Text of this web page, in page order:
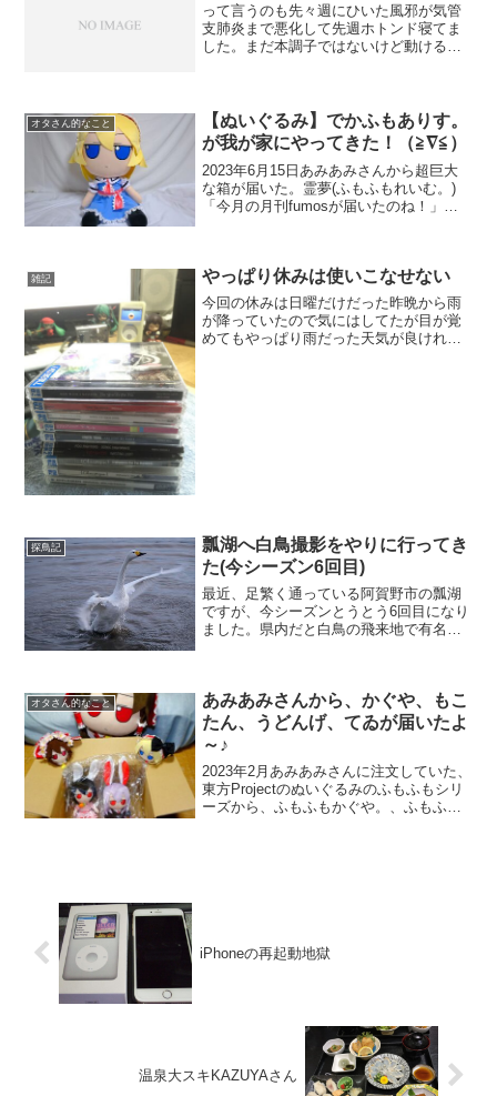
って言うのも先々週にひいた風邪が気管
支肺炎まで悪化して先週ホトンド寝てま
した。まだ本調子ではないけど動けるほ
させるとはホントなさけな...
オタさん的なこと
【ぬいぐるみ】でかふもありす。
が我が家にやってきた！（≧∇≦）
2023年6月15日あみあみさんから超巨大
な箱が届いた。霊夢(ふもふもれいむ。)
「今月の月刊fumosが届いたのね！」→
霊夢...
雑記 やっぱり休みは使いこなせない
今回の休みは日曜だけだった昨晩から雨
が降っていたので気にはしてたが目が覚
めてもやっぱり雨だった天気が良ければ
探鳥記
瓢湖へ白鳥撮影をやりに行ってき
た(今シーズン6回目)
最近、足繁く通っている阿賀野市の瓢湖
ですが、今シーズンとうとう6回目になり
ました。県内だと白鳥の飛来地で有名所
てます。機材がX-T3...
オタさん的なこと
あみあみさんから、かぐや、もこ
たん、うどんげ、てゐが届いたよ
～♪
2023年2月あみあみさんに注文していた、
東方Projectのぬいぐるみのふもふもシリ
ーズから、ふもふもかぐや。、ふもふも
iPhoneの再起動地獄
温泉大スキKAZUYAさん